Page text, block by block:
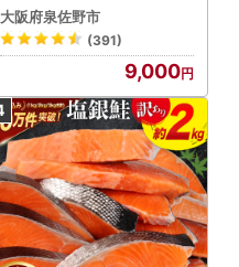
大阪府泉佐野市
(391)
9,000